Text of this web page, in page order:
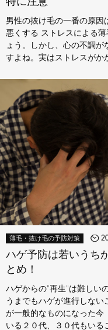
男性の抜け毛の一番の原因
悪くする ストレスによる
ょう。しかし、心の不調
すよね。実はストレスがか
薄毛・抜け毛の予防対策
ハゲ予防は若いうち
とめ！
ハゲからの”再生”は難しい
うまでもハゲが進行しない
が一般的なものになった今
いる２０代、３０代もいる